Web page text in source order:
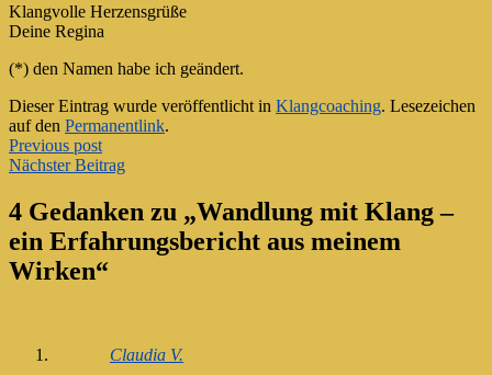
Klangvolle Herzensgrüße
Deine Regina
(*) den Namen habe ich geändert.
Dieser Eintrag wurde veröffentlicht in Klangcoaching. Lesezeichen
auf den Permanentlink.
Artikel-
Navigation
Previous post
Nächster Beitrag
4 Gedanken zu „Wandlung mit Klang –
ein Erfahrungsbericht aus meinem
Wirken“
Claudia V.